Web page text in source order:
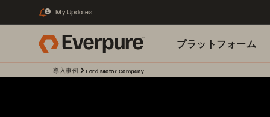
1 My Updates
プラットフォーム
導入事例 Ford Motor Company